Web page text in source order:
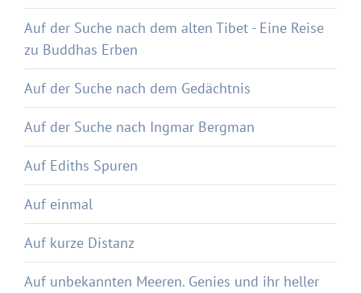
Auf der Suche nach dem alten Tibet - Eine Reise
zu Buddhas Erben
Auf der Suche nach dem Gedächtnis
Auf der Suche nach Ingmar Bergman
Auf Ediths Spuren
Auf einmal
Auf kurze Distanz
Auf unbekannten Meeren. Genies und ihr heller